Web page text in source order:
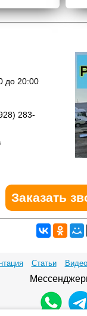
до 20:00
283-
Заказать
Статьи Видео